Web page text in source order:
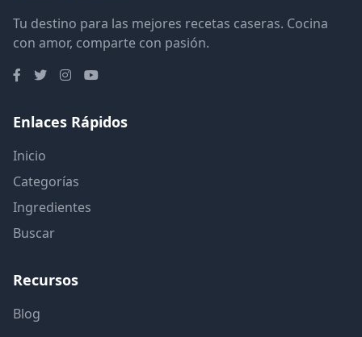
Tu destino para las mejores recetas caseras. Cocina
con amor, comparte con pasión.
Enlaces Rápidos
Inicio
Categorías
Ingredientes
Buscar
Recursos
Blog